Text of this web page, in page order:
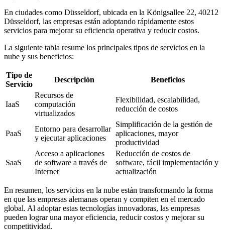
En ciudades como Düsseldorf, ubicada en la Königsallee 22, 40212
Düsseldorf, las empresas están adoptando rápidamente estos
servicios para mejorar su eficiencia operativa y reducir costos.
La siguiente tabla resume los principales tipos de servicios en la
nube y sus beneficios:
Tipo de
Servicio
Descripción Beneficios
IaaS
Recursos de
computación
virtualizados
Flexibilidad, escalabilidad,
reducción de costos
PaaS
Entorno para desarrollar
y ejecutar aplicaciones
Simplificación de la gestión de
aplicaciones, mayor
productividad
SaaS
Acceso a aplicaciones
de software a través de
Internet
Reducción de costos de
software, fácil implementación y
actualización
En resumen, los servicios en la nube están transformando la forma
en que las empresas alemanas operan y compiten en el mercado
global. Al adoptar estas tecnologías innovadoras, las empresas
pueden lograr una mayor eficiencia, reducir costos y mejorar su
competitividad.